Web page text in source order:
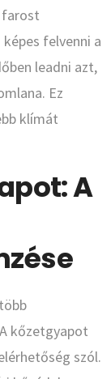
farost
felvenni a
leadni azt,
Ez
klímát
A
kőzetgyapot
szól.